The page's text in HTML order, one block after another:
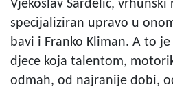
Vjekoslav Sardelić,
specijaliziran upravo u
bavi i Franko Kliman. A to
djece koja talentom,
odmah, od najranije dobi,